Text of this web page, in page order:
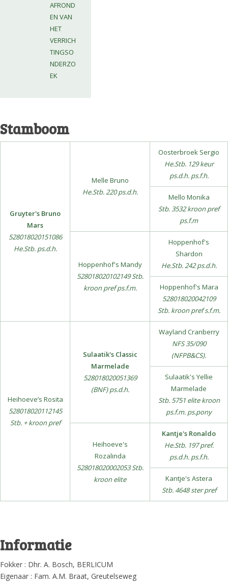
AFROND
EN VAN
HET
VERRICH
TINGSO
NDERZO
EK
Stamboom
Gruyter's Bruno
Mars
528018020151086
He.Stb. ps.d.h.
Melle Bruno
He.Stb. 220 ps.d.h.
Oosterbroek Sergio
He.Stb. 129 keur
ps.d.h. ps.f.h.
Mello Monika
Stb. 3532 kroon pref
ps.f.m
Hoppenhof's Mandy
528018020102149 Stb.
kroon pref ps.f.m.
Hoppenhof's
Shardon
He.Stb. 242 ps.d.h.
Hoppenhof's Mara
528018020042109
Stb. kroon pref s.f.m.
Heihoeve’s Rosita
528018020112145
Stb. + kroon pref
Sulaatik's Classic
Marmelade
528018020051369
(BNF) ps.d.h.
Wayland Cranberry
NFS 35/090
(NFPB&CS).
Sulaatik's Yellie
Marmelade
Stb. 5751 elite kroon
ps.f.m. ps.pony
Heihoeve's
Rozalinda
528018020002053 Stb.
kroon elite
Kantje's Ronaldo
He.Stb. 197 pref.
ps.d.h. ps.f.h.
Kantje's Astera
Stb. 4648 ster pref
Informatie
Fokker : Dhr. A. Bosch, BERLICUM
Eigenaar : Fam. A.M. Braat, Greutelseweg